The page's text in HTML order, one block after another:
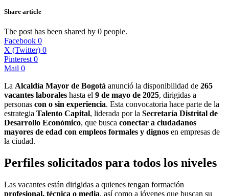
Share article
The post has been shared by 0 people.
Facebook 0
X (Twitter) 0
Pinterest 0
Mail 0
La Alcaldía Mayor de Bogotá anunció la disponibilidad de 265
vacantes laborales hasta el 9 de mayo de 2025, dirigidas a
personas con o sin experiencia. Esta convocatoria hace parte de la
estrategia Talento Capital, liderada por la Secretaría Distrital de
Desarrollo Económico, que busca conectar a ciudadanos
mayores de edad con empleos formales y dignos en empresas de
la ciudad.
Perfiles solicitados para todos los niveles
Las vacantes están dirigidas a quienes tengan formación
profesional, técnica o media, así como a jóvenes que buscan su